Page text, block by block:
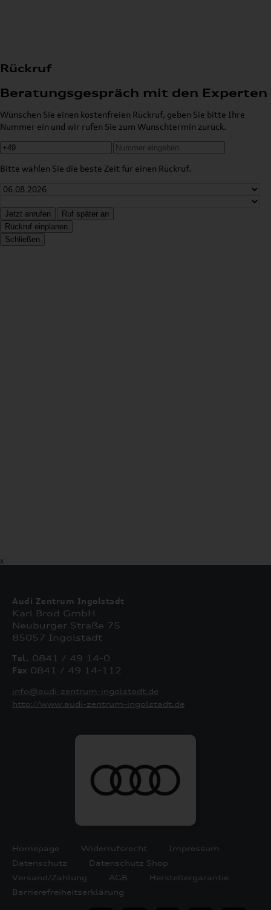
Rückruf
Beratungsgespräch mit den Experten
Wünschen Sie einen kostenfreien Rückruf, geben Sie bitte Ihre
Nummer ein und wir rufen Sie zum Wunschtermin zurück.
Bitte wählen Sie die beste Zeit für einen Rückruf.
Jetzt anrufen
Ruf später an
Rückruf einplanen
Schließen
X
Audi Zentrum Ingolstadt
Karl Brod GmbH
Neuburger Straße 75
85057 Ingolstadt
Tel. 0841 / 49 14-0
Fax 0841 / 49 14-112
info@audi-zentrum-ingolstadt.de
http://www.audi-zentrum-ingolstadt.de
Homepage Widerrufsrecht
Impressum
Datenschutz
Datenschutz Shop
Versand/Zahlung
AGB
Herstellergarantie
Barrierefreiheitserklärung